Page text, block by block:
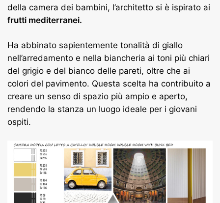
della camera dei bambini, l’architetto si è ispirato ai
frutti mediterranei.
Ha abbinato sapientemente tonalità di giallo
nell’arredamento e nella biancheria ai toni più chiari
del grigio e del bianco delle pareti, oltre che ai
colori del pavimento. Questa scelta ha contribuito a
creare un senso di spazio più ampio e aperto,
rendendo la stanza un luogo ideale per i giovani
ospiti.